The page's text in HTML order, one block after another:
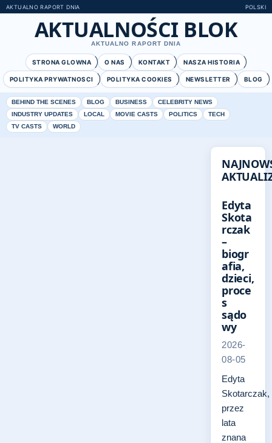
AKTUALNO RAPORT DNIA POLSKI
AKTUALNOŚCI BLOK
AKTUALNO RAPORT DNIA
STRONA GLOWNA O NAS KONTAKT NASZA HISTORIA
POLITYKA PRYWATNOSCI POLITYKA COOKIES NEWSLETTER BLOG
BEHIND THE SCENES BLOG BUSINESS
CELEBRITY NEWS
INDUSTRY UPDATES
LOCAL MOVIE CASTS POLITICS
TECH
TV CASTS
WORLD
Edyta
Skota
rczak
–
biogr
afia,
dzieci,
proce
s
sądo
wy
2026-
08-05
Edyta
Skotarczak,
przez
lata
znana